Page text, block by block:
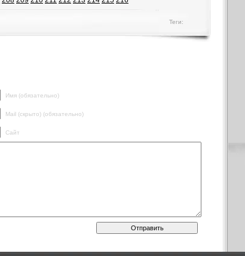
Теги:
Имя (обязательно)
Mail (скрыто) (обязательно)
Сайт